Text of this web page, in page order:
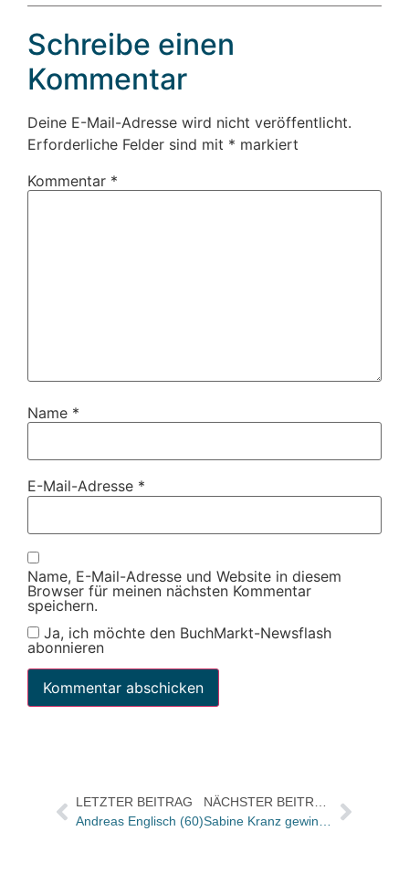
Schreibe einen
Kommentar
Deine E-Mail-Adresse wird nicht veröffentlicht.
Erforderliche Felder sind mit * markiert
Kommentar *
Name *
E-Mail-Adresse *
Name, E-Mail-Adresse und Website in diesem
Browser für meinen nächsten Kommentar
speichern.
Ja, ich möchte den BuchMarkt-Newsflash
abonnieren
LETZTER BEITRAG
Andreas Englisch (60)
NÄCHSTER BEITRAG
Sabine Kranz gewinnt den Troisdorfer Bilderbuchpreis 2023